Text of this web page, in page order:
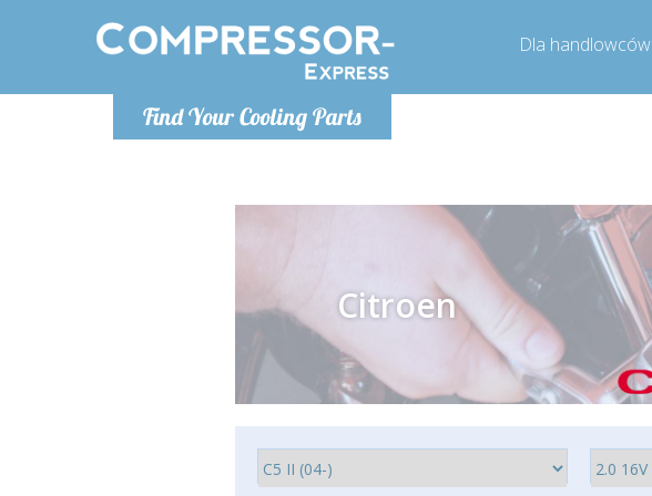
Find Your Cooling Parts
Dla handlowców
Poniedziałek - piątek godz.
Citroen